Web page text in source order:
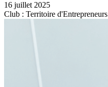
16 juillet 2025
Club : Territoire d'Entrepreneurs